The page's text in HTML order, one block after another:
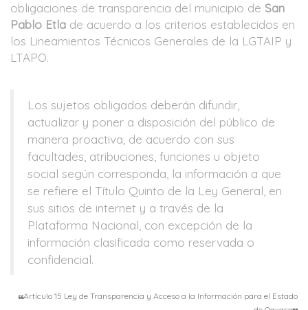
obligaciones de transparencia del municipio de San
Pablo Etla de acuerdo a los criterios establecidos en
los Lineamientos Técnicos Generales de la LGTAIP y
LTAPO.
Los sujetos obligados deberán difundir,
actualizar y poner a disposición del público de
manera proactiva, de acuerdo con sus
facultades, atribuciones, funciones u objeto
social según corresponda, la información a que
se refiere el Título Quinto de la Ley General, en
sus sitios de internet y a través de la
Plataforma Nacional, con excepción de la
información clasificada como reservada o
confidencial.
Artículo 15 Ley de Transparencia y Acceso a la Información para el Estado